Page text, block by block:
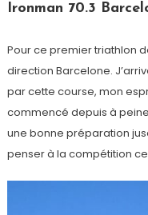
Ironman 70.3
Pour ce premier triathlon
direction Barcelone.
par cette course, mon
commencé depuis à
une bonne préparation
penser à la compétition